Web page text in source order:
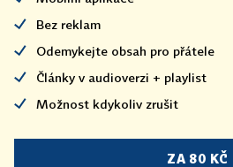
Bez reklam
Odemykejte obsah pro přátele
Články v audioverzi + playlist
Možnost kdykoliv zrušit
ZA 80 KČ